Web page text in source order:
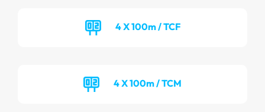
4 X 100m / TCF
4 X 100m / TCM